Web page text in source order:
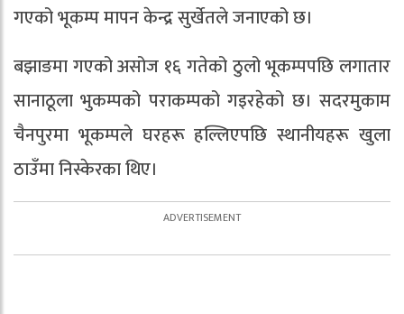
गएको भूकम्प मापन केन्द्र सुर्खेतले जनाएको छ।
बझाङमा गएको असोज १६ गतेको ठुलो भूकम्पपछि लगातार
सानाठूला भुकम्पको पराकम्पको गइरहेको छ। सदरमुकाम
चैनपुरमा भूकम्पले घरहरू हल्लिएपछि स्थानीयहरू खुला
ठाउँमा निस्केरका थिए।